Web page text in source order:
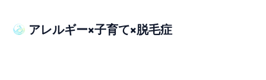
アレルギー×子育て×脱毛症